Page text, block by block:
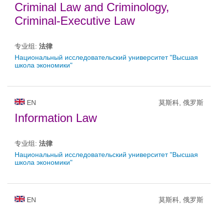
Criminal Law and Criminology,
Criminal-Executive Law
专业组: 法律
Национальный исследовательский университет "Высшая
школа экономики"
EN 莫斯科, 俄罗斯
Information Law
专业组: 法律
Национальный исследовательский университет "Высшая
школа экономики"
EN 莫斯科, 俄罗斯